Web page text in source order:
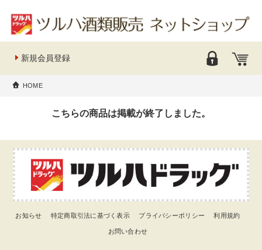
新規会員登録
HOME
こちらの商品は掲載が終了しました。
お知らせ 特定商取引法に基づく表示 プライバシーポリシー 利用規約
お問い合わせ